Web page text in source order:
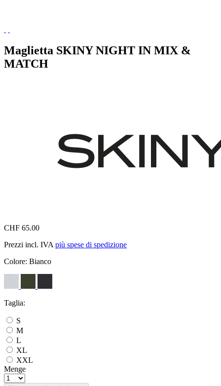
Maglietta SKINY NIGHT IN MIX &
MATCH
CHF 65.00
Prezzi incl. IVA più spese di spedizione
Colore: Bianco
Taglia:
S
M
L
XL
XXL
Menge